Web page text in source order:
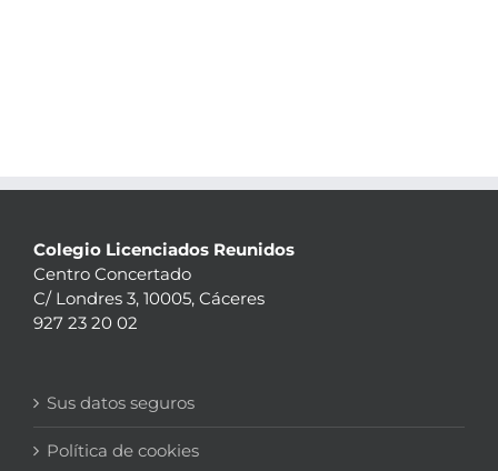
Colegio Licenciados Reunidos
Centro Concertado
C/ Londres 3, 10005, Cáceres
927 23 20 02
Sus datos seguros
Política de cookies